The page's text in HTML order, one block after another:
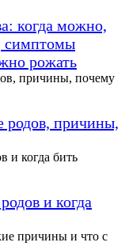
когда можно,
симптомы
рожать
родов, причины,
и когда